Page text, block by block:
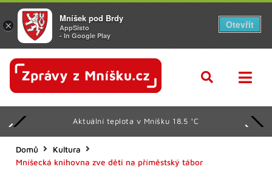
Aktuální teplota v Mníšku 18.5 °C
Domů
Kultura
Mníšecká knihovna zve děti na příměstský tábor
×
Mníšek pod Brdy
AppSisto
- In Google Play
Otevřít